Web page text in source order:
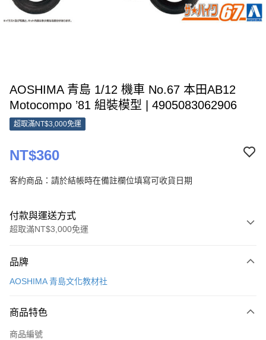
AOSHIMA 青島 1/12 機車 No.67 本田AB12
Motocompo ’81 組裝模型 | 4905083062906
超取滿NT$3,000免運
NT$360
客約商品：請於結帳時在備註欄位填寫可收貨日期
付款與運送方式
超取滿NT$3,000免運
信用卡一次付款
Apple Pay
Google Pay
品牌
AOSHIMA 青島文化教材社
商品特色
商品編號